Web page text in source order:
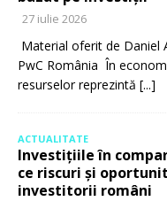
27 iulie 2026
Material oferit de Daniel
PwC România În
resurselor reprezintă [...]
ACTUALITATE
Investițiile în
ce riscuri și
investitorii români